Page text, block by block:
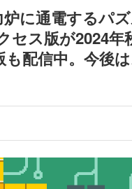
ダム・カム』開
ェコのプロ野球
称賛の声
に通電するパ
セス版が2024年
配信中。今後